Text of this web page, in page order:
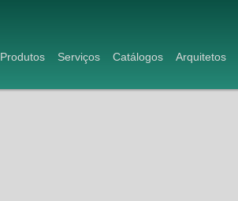
Produtos Serviços Catálogos Arquitetos